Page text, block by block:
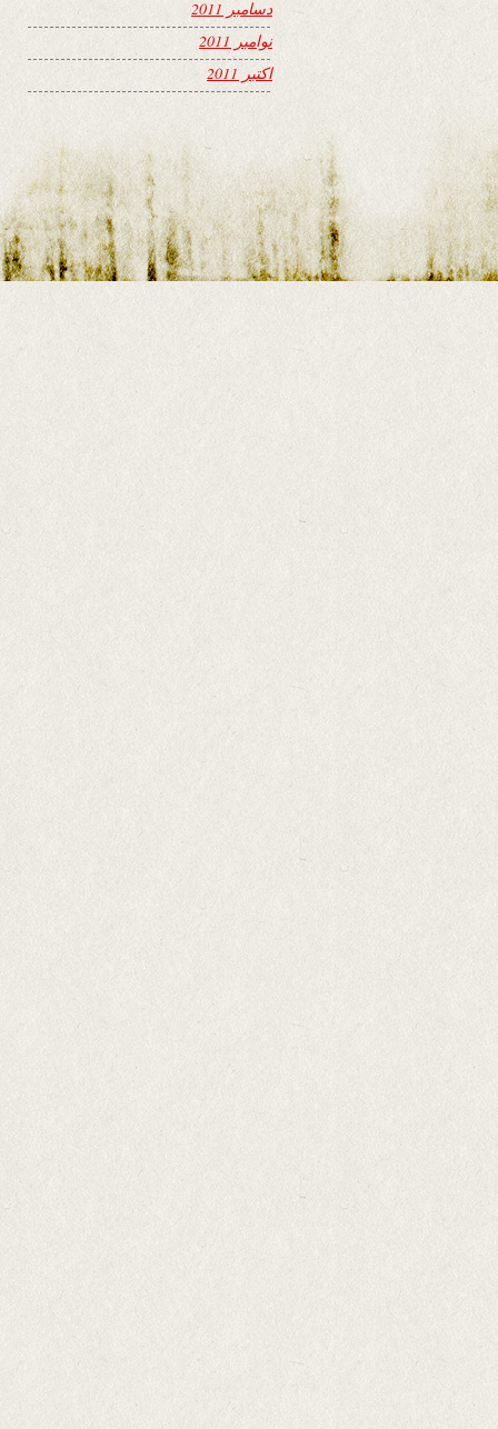
دسامبر 2011
نوامبر 2011
اکتبر 2011